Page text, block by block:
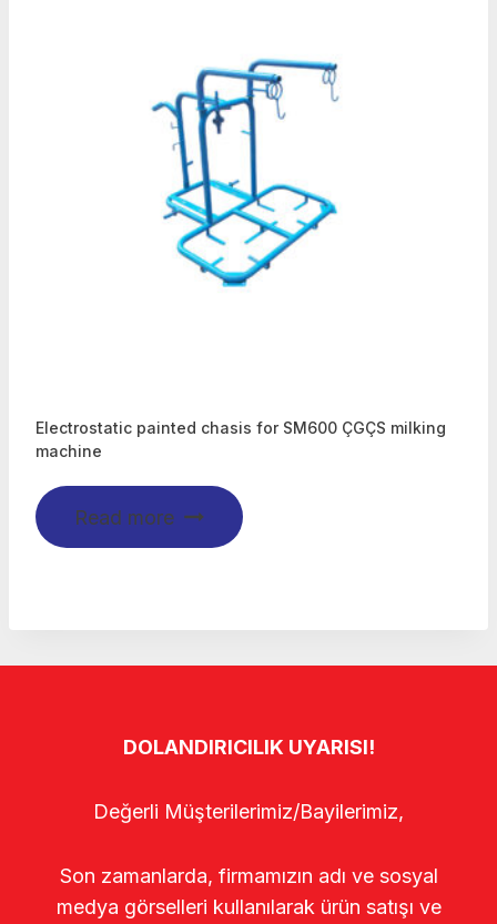
Electrostatic painted chasis for SM600 ÇGÇS milking
machine
Read more
DOLANDIRICILIK UYARISI!
Değerli Müşterilerimiz/Bayilerimiz,
Son zamanlarda, firmamızın adı ve sosyal
medya görselleri kullanılarak ürün satışı ve